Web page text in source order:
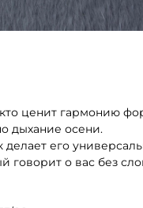
кто ценит гармонию
дыхание осени.
его
говорит о вас без